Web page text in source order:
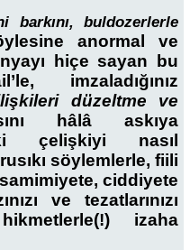
barkını, buldozerlerle
anormal ve
hiçe sayan bu
imzaladığınız
düzeltme ve
hâlâ askıya
çelişkiyi nasıl
söylemlerle, fiili
ciddiyete
ve tezatlarınızı
izaha